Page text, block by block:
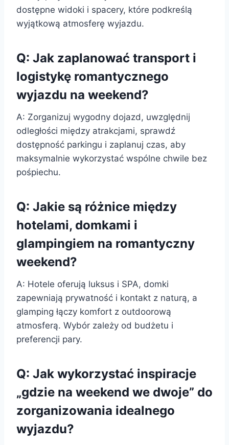
dostępne widoki i spacery, które podkreślą
wyjątkową atmosferę wyjazdu.
Q: Jak zaplanować transport i
logistykę romantycznego
wyjazdu na weekend?
A: Zorganizuj wygodny dojazd, uwzględnij
odległości między atrakcjami, sprawdź
dostępność parkingu i zaplanuj czas, aby
maksymalnie wykorzystać wspólne chwile bez
pośpiechu.
Q: Jakie są różnice między
hotelami, domkami i
glampingiem na romantyczny
weekend?
A: Hotele oferują luksus i SPA, domki
zapewniają prywatność i kontakt z naturą, a
glamping łączy komfort z outdoorową
atmosferą. Wybór zależy od budżetu i
preferencji pary.
Q: Jak wykorzystać inspiracje
„gdzie na weekend we dwoje” do
zorganizowania idealnego
wyjazdu?